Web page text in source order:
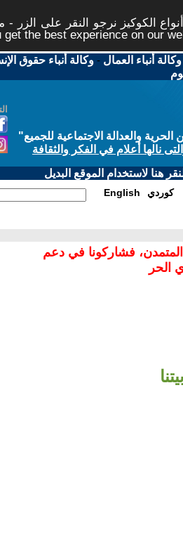
الكوكيز نرجو النقر على الزر
the best experience on our
وكالة أنباء العمال -وكالة أنباء حقوق
والعدالة الاجتماعية للجميع"
نالها أعلام في الفكر والثقافة
هنا لاستخدام الموقع البديل
English كوردي
المتمدن، فشاركونا في دعم
الحر